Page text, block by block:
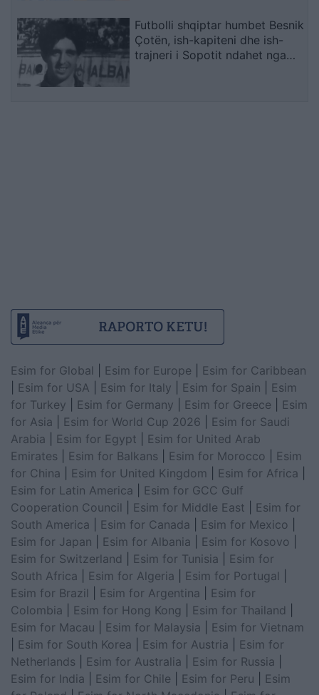
Futbolli shqiptar humbet Besnik
Çotën, ish-kapiteni dhe ish-
trajneri i Sopotit ndahet nga
Esim for Global Esim for Europe
Esim for Caribbean
Esim for USA Esim for Italy Esim for Spain
Esim
for Turkey
Esim for Germany Esim for Greece
Esim
for Asia
Esim for World Cup 2026
Esim for Saudi
Arabia
Esim for Egypt
Esim for United Arab
Emirates
Esim for Balkans Esim for Morocco
Esim
for China
Esim for United Kingdom Esim for Africa
Esim for Latin America
Esim for GCC Gulf
Cooperation Council
Esim for Middle East
Esim for
South America
Esim for Canada Esim for Mexico
Esim for Japan
Esim for Albania Esim for Kosovo
Esim for Switzerland
Esim for Tunisia
Esim for
South Africa
Esim for Algeria Esim for Portugal
Esim for Brazil
Esim for Argentina
Esim for
Colombia
Esim for Hong Kong Esim for Thailand
Esim for Macau
Esim for Malaysia
Esim for Vietnam
Esim for South Korea Esim for Austria
Esim for
Netherlands
Esim for Australia Esim for Russia
Esim for India
Esim for Chile Esim for Peru
Esim